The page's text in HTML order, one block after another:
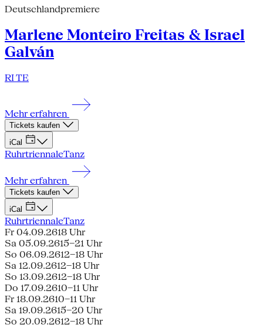
Deutschlandpremiere
Marlene Monteiro Freitas & Israel
Galván
RI TE
Mehr erfahren
Tickets kaufen
iCal
RuhrtriennaleTanz
Mehr erfahren
Tickets kaufen
iCal
RuhrtriennaleTanz
Fr 04.09.2618 Uhr
Sa 05.09.2615–21 Uhr
So 06.09.2612–18 Uhr
Sa 12.09.2612–18 Uhr
So 13.09.2612–18 Uhr
Do 17.09.2610–11 Uhr
Fr 18.09.2610–11 Uhr
Sa 19.09.2615–20 Uhr
So 20.09.2612–18 Uhr